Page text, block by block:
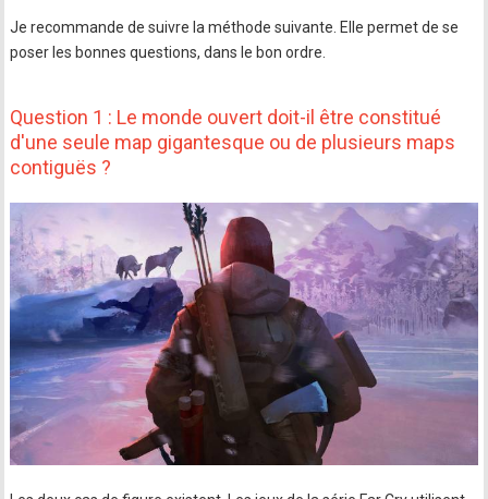
Je recommande de suivre la méthode suivante. Elle permet de se
poser les bonnes questions, dans le bon ordre.
Question 1 : Le monde ouvert doit-il être constitué
d'une seule map gigantesque ou de plusieurs maps
contiguës ?